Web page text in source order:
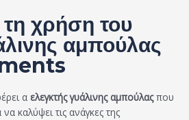
χρήση του
αμπούλας
α ελεγκτής γυάλινης αμπούλαςπου
να καλύψει τις ανάγκες της